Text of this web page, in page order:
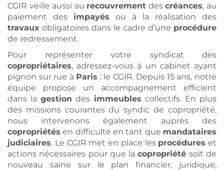
CGIR veille aussi au recouvrement descréances, au
paiement des impayés ou à la réalisation des
travaux obligatoires dans le cadre d’une procédure
de redressement.
Pour représenter votre syndicat des
copropriétaires, adressez-vous à un cabinet ayant
pignon sur rue à Paris : le CGIR. Depuis 15 ans, notre
équipe propose un accompagnement efficient
dans lagestion des immeubles collectifs. En plus
des missions courantes du syndic de copropriété,
nous intervenons également auprès des
copropriétés en difficulté en tant que mandataires
judiciaires. Le CGIR met en place les procédures et
actions nécessaires pour que lacopropriété soit de
nouveau saine sur le plan financier, juridique,